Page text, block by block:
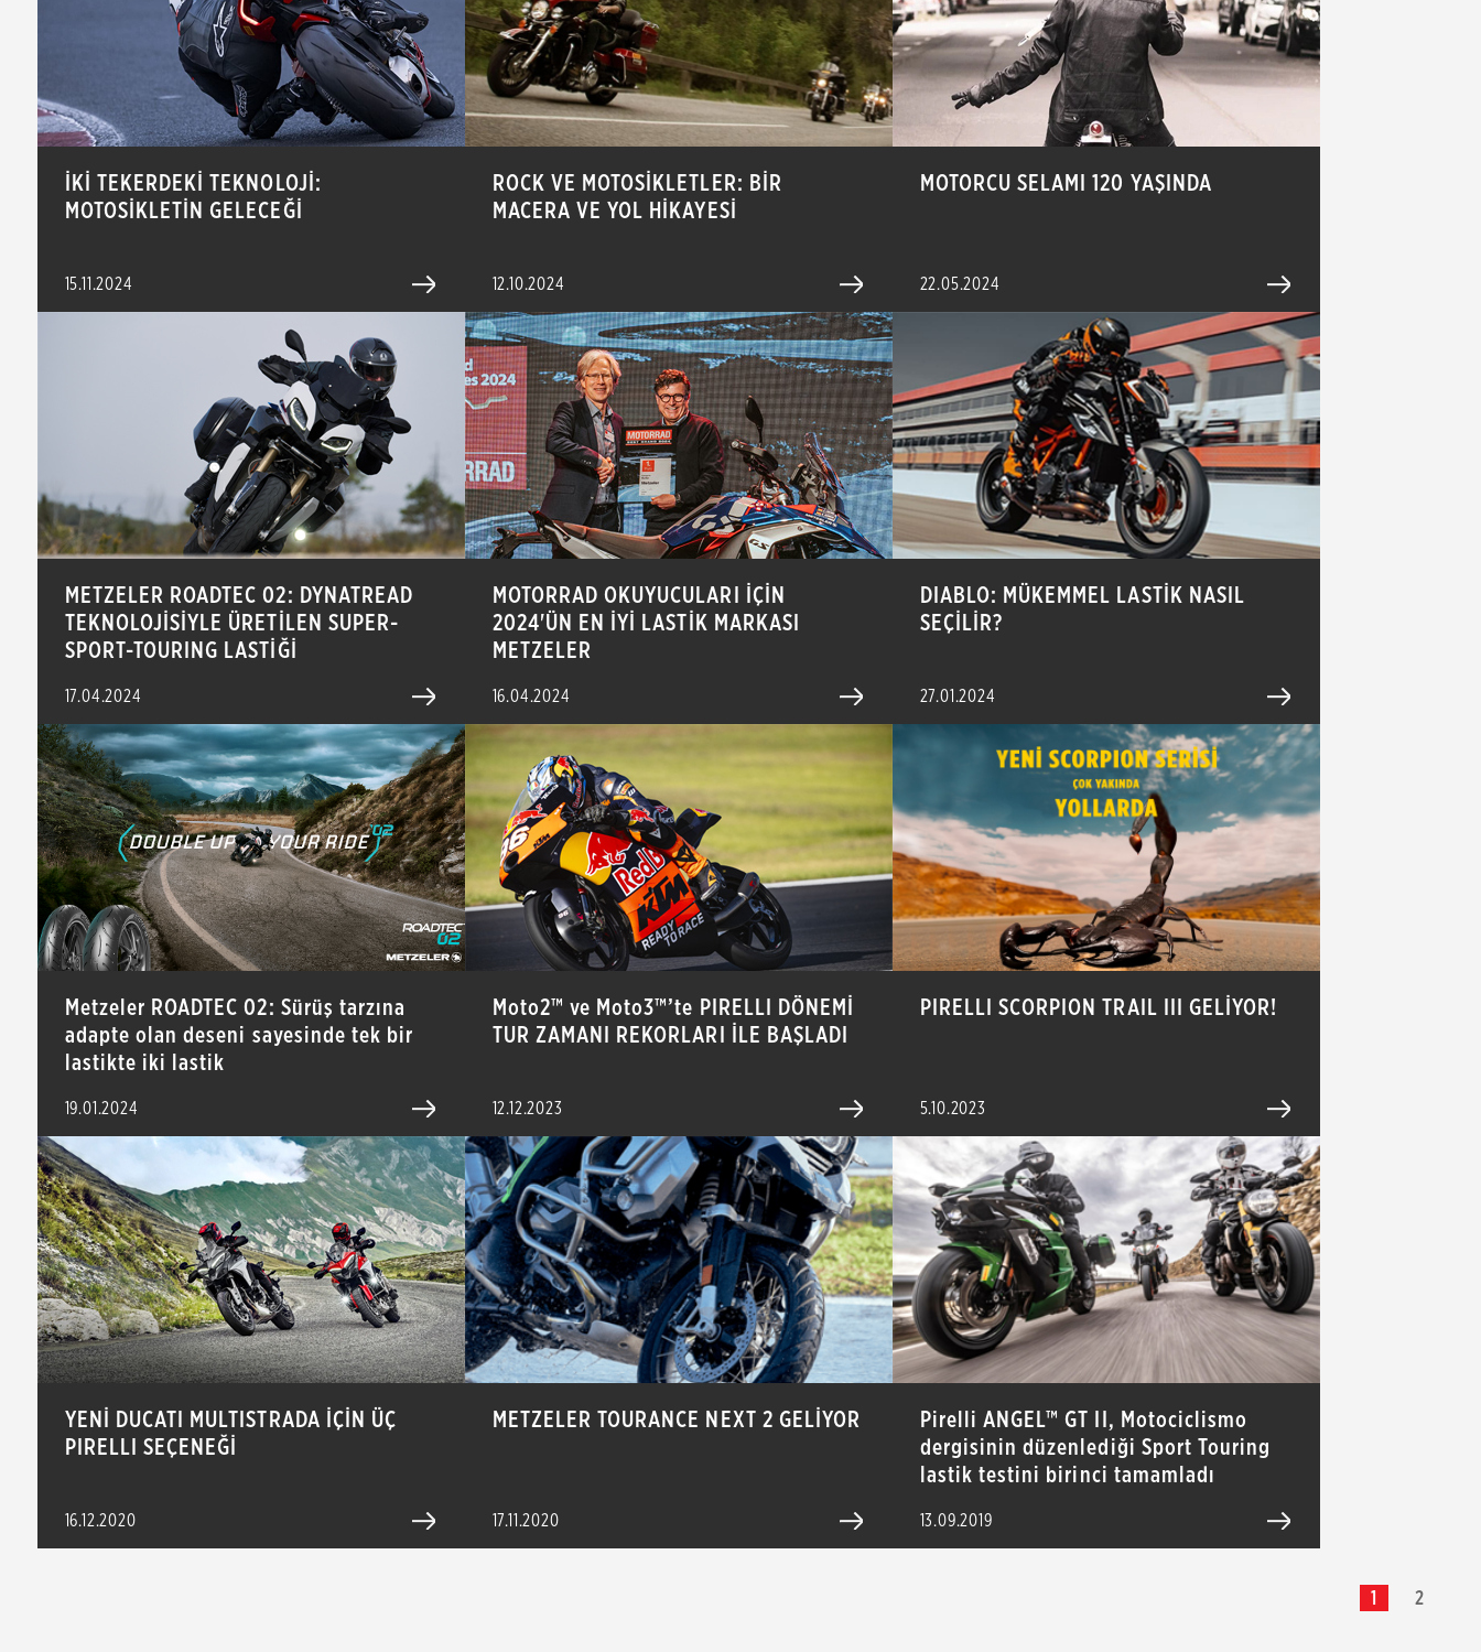
İKİ TEKERDEKİ TEKNOLOJİ:
MOTOSİKLETİN GELECEĞİ
15.11.2024
ROCK VE MOTOSİKLETLER: BİR
MACERA VE YOL HİKAYESİ
12.10.2024
MOTORCU SELAMI 120 YAŞINDA
22.05.2024
METZELER ROADTEC 02: DYNATREAD
TEKNOLOJİSİYLE ÜRETİLEN SUPER-
SPORT-TOURING LASTİĞİ
17.04.2024
MOTORRAD OKUYUCULARI İÇİN
2024'ÜN EN İYİ LASTİK MARKASI
METZELER
16.04.2024
DIABLO: MÜKEMMEL LASTİK NASIL
SEÇİLİR?
27.01.2024
Metzeler ROADTEC 02: Sürüş tarzına
adapte olan deseni sayesinde tek bir
lastikte iki lastik
19.01.2024
Moto2™ ve Moto3™’te PIRELLI DÖNEMİ
TUR ZAMANI REKORLARI İLE BAŞLADI
12.12.2023
PIRELLI SCORPION TRAIL III GELİYOR!
5.10.2023
YENİ DUCATI MULTISTRADA İÇİN ÜÇ
PIRELLI SEÇENEĞİ
16.12.2020
METZELER TOURANCE NEXT 2 GELİYOR
17.11.2020
Pirelli ANGEL™ GT II, Motociclismo
dergisinin düzenlediği Sport Touring
lastik testini birinci tamamladı
13.09.2019
1 2